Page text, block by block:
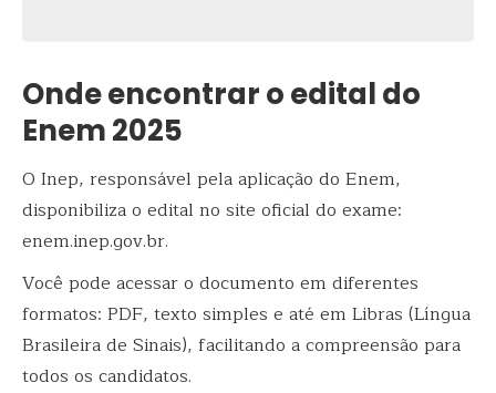
Onde encontrar o edital do
Enem 2025
O Inep, responsável pela aplicação do Enem,
disponibiliza o edital no site oficial do exame:
enem.inep.gov.br.
Você pode acessar o documento em diferentes
formatos: PDF, texto simples e até em Libras (Língua
Brasileira de Sinais), facilitando a compreensão para
todos os candidatos.